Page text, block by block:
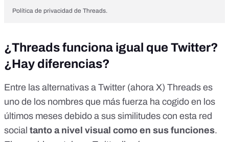
Política de privacidad de Threads.
¿Threads funciona igual que Twitter?
¿Hay diferencias?
Entre las alternativas a Twitter (ahora X) Threads es
uno de los nombres que más fuerza ha cogido en los
últimos meses debido a sus similitudes con esta red
social tanto a nivel visual como en sus funciones.